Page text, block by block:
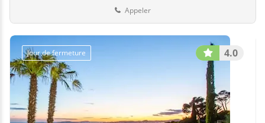
Appeler
Jour de fermeture 4.0